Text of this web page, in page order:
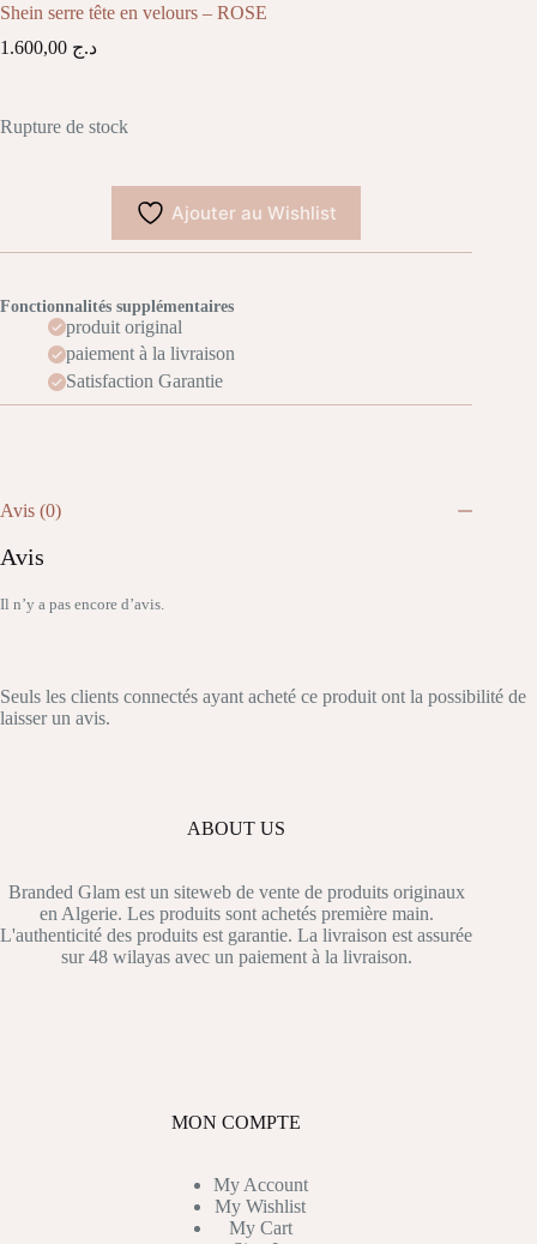
Shein serre tête en velours – ROSE
د.ج
Rupture de stock
Ajouter au Wishlist
Fonctionnalités supplémentaires
produit original
paiement à la livraison
Satisfaction Garantie
Avis (0)
Avis
Il n’y a pas encore d’avis.
Seuls les clients connectés ayant acheté ce produit ont la possibilité de
laisser un avis.
ABOUT US
Branded Glam est un siteweb de vente de produits originaux
en Algerie. Les produits sont achetés première main.
L'authenticité des produits est garantie. La livraison est assurée
sur 48 wilayas avec un paiement à la livraison.
MON COMPTE
My Account
My Wishlist
My Cart